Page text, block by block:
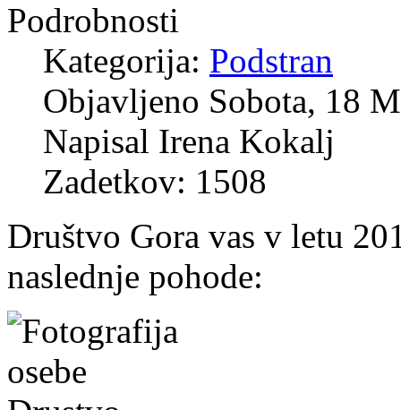
Podrobnosti
Kategorija: Podstran
Objavljeno Sobota, 18
Napisal Irena Kokalj
Zadetkov: 1508
Društvo Gora vas v letu
naslednje pohode: